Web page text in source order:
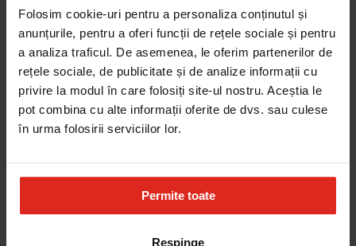
Folosim cookie-uri pentru a personaliza conținutul și
anunțurile, pentru a oferi funcții de rețele sociale și pentru
a analiza traficul. De asemenea, le oferim partenerilor de
rețele sociale, de publicitate și de analize informații cu
privire la modul în care folosiți site-ul nostru. Aceștia le
pot combina cu alte informații oferite de dvs. sau culese
în urma folosirii serviciilor lor.
Permite toate
Respinge
-10%
Chiuveta Maris MRG 610-60
was 2.578,27 RON Pret special 2.320,44 RON
Adauga în cos